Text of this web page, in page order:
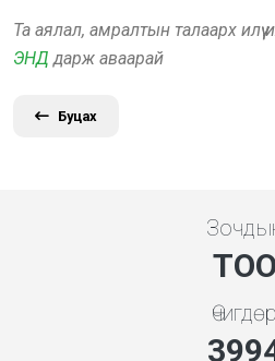
Та аялал, амралтын талаарх
ЭНД дарж аваарай
Буцах
ТОО
Өчигдөр